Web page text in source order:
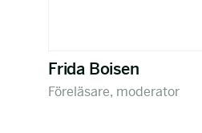
Frida Boisen
Föreläsare, moderator